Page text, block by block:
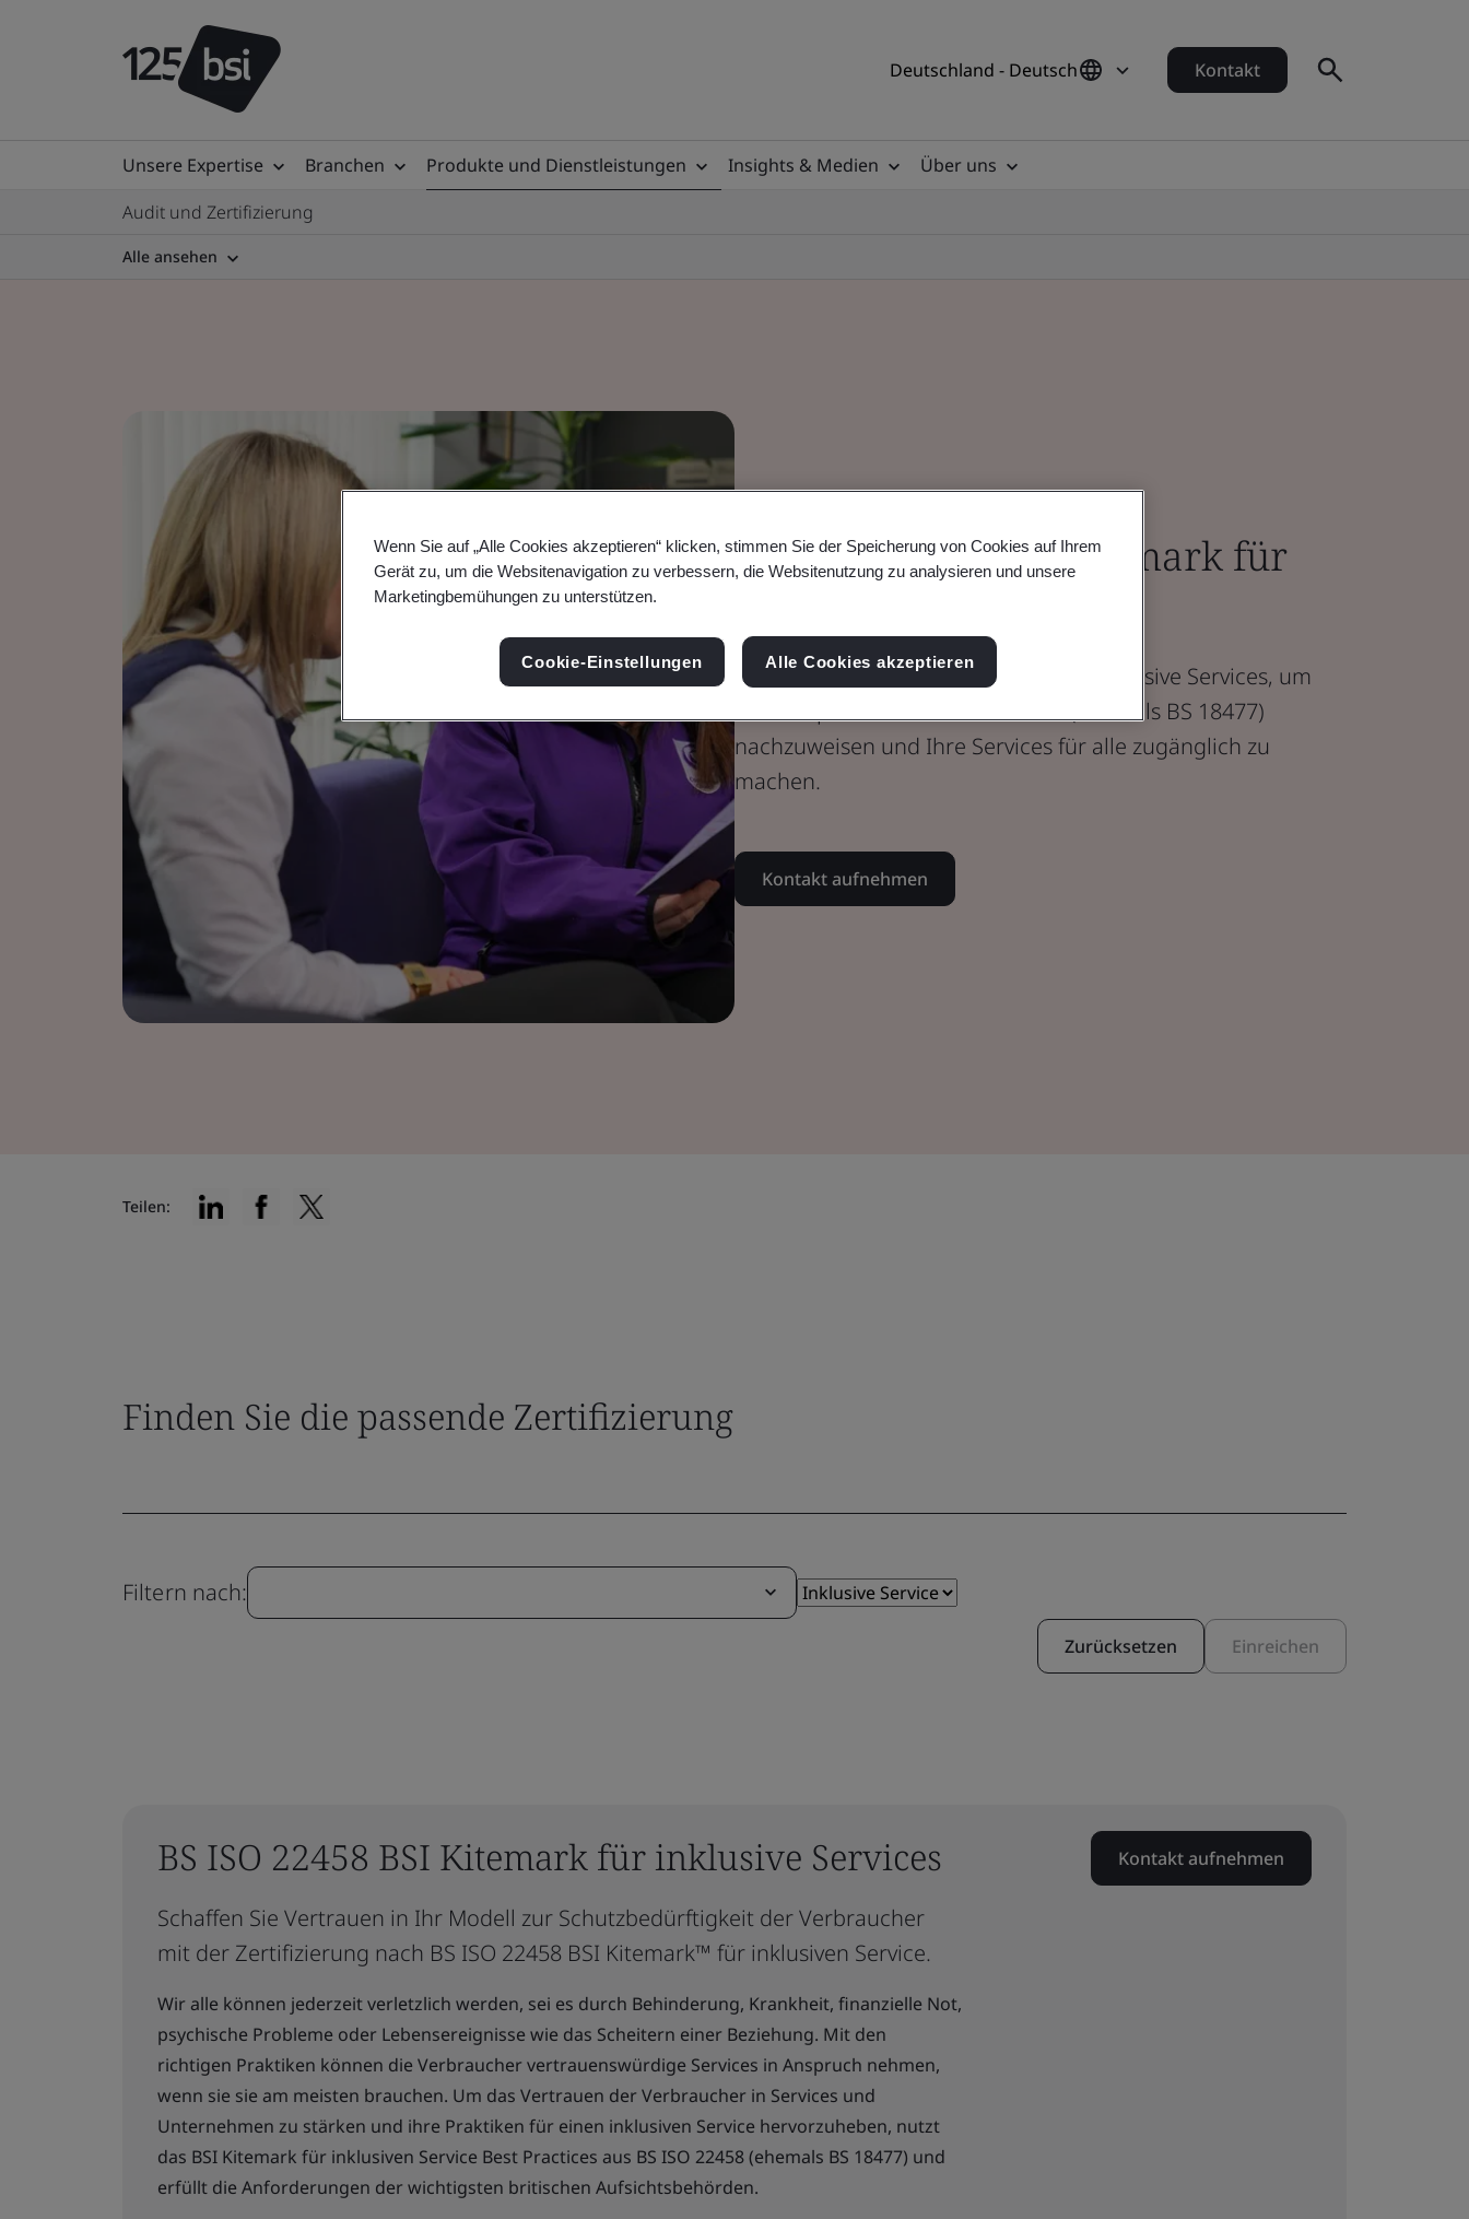
Deutschland - Deutsch Kontakt
Unsere Expertise Branchen Produkte und Dienstleistungen Insights & Medien
Über uns
Audit und Zertifizierung
Alle ansehen
BS ISO 22458 BSI Kitemark für
Verwenden Sie das BSI Kitemark für inklusive Services, um
die Compliance mit BS ISO 22458 (ehemals BS 18477)
nachzuweisen und Ihre Services für alle zugänglich zu
machen.
Kontakt aufnehmen
Teilen:
Finden Sie die passende Zertifizierung
Filtern nach:
Zurücksetzen Einreichen
BS ISO 22458 BSI Kitemark für inklusive Services
Schaffen Sie Vertrauen in Ihr Modell zur Schutzbedürftigkeit der Verbraucher
mit der Zertifizierung nach BS ISO 22458 BSI Kitemark™ für inklusiven Service.
Wir alle können jederzeit verletzlich werden, sei es durch Behinderung, Krankheit, finanzielle Not,
psychische Probleme oder Lebensereignisse wie das Scheitern einer Beziehung. Mit den
richtigen Praktiken können die Verbraucher vertrauenswürdige Services in Anspruch nehmen,
wenn sie sie am meisten brauchen. Um das Vertrauen der Verbraucher in Services und
Unternehmen zu stärken und ihre Praktiken für einen inklusiven Service hervorzuheben, nutzt
das BSI Kitemark für inklusiven Service Best Practices aus BS ISO 22458 (ehemals BS 18477) und
erfüllt die Anforderungen der wichtigsten britischen Aufsichtsbehörden.
Kontakt aufnehmen
Wenn Sie auf „Alle Cookies akzeptieren“ klicken, stimmen Sie der Speicherung von Cookies auf Ihrem
Gerät zu, um die Websitenavigation zu verbessern, die Websitenutzung zu analysieren und unsere
Marketingbemühungen zu unterstützen.
Cookie-Einstellungen Alle Cookies akzeptieren